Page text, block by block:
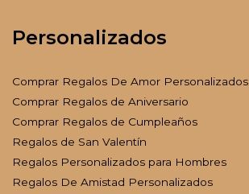
Personalizados
Comprar Regalos De Amor Personalizados
Comprar Regalos de Aniversario
Comprar Regalos de Cumpleaños
Regalos de San Valentín
Regalos Personalizados para Hombres
Regalos De Amistad Personalizados